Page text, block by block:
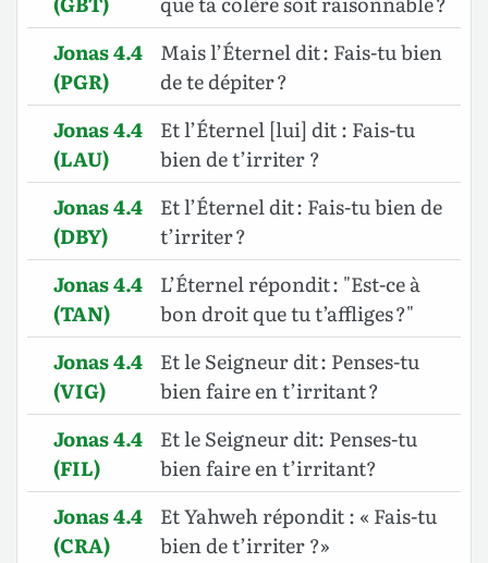
Jonas 4.4
(PGR)
Mais l’Éternel dit : Fais-tu bien
de te dépiter ?
Jonas 4.4
(LAU)
Et l’Éternel [lui] dit : Fais-tu
bien de t’irriter ?
Jonas 4.4
(DBY)
Et l’Éternel dit : Fais-tu bien de
t’irriter ?
Jonas 4.4
(TAN)
L’Éternel répondit : "Est-ce à
bon droit que tu t’affliges ?"
Jonas 4.4
(VIG)
Et le Seigneur dit : Penses-tu
bien faire en t’irritant ?
Jonas 4.4
(FIL)
Et le Seigneur dit: Penses-tu
bien faire en t’irritant?
Jonas 4.4
(CRA)
Et Yahweh répondit : « Fais-tu
bien de t’irriter ?»